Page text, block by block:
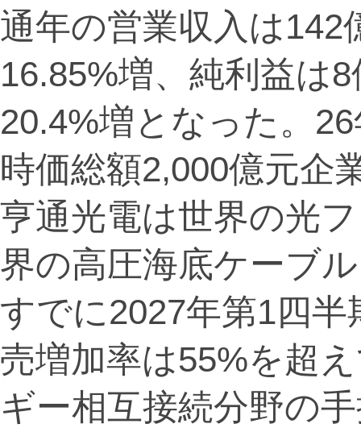
通年の営業収入は142
16.85%増、純利益は
20.4%増となった。
時価総額2,000億元企
亨通光電は世界の光
界の高圧海底ケーブ
すでに2027年第1四
売増加率は55%を超
ギー相互接続分野の